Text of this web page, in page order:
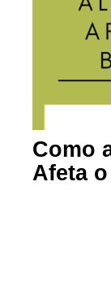
Como
Afeta